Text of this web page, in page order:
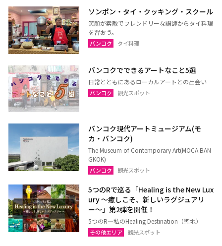
ウタイターニー
ナコーンラーチャシーマー
（コラート）
ウボンラーチャターニー
（ウボン）
カラシン
ノーンカーイ
ノーンブアランプー
ブンカーン
ムックダーハーン
ローイエット
マハーサーラカーム
ブリーラム
シーサケート
アムナートチャルーン
スリン
チャイヤプーム
北イサーン
南イサーン
ソンポン・タイ・クッキング・スクール
笑顔が素敵でフレンドリーな講師からタイ料理
を習おう。
バンコク タイ料理
バンコクでできるアートなこと5選
日常とともにあるローカルアートとの出会い
バンコク 観光スポット
バンコク現代アートミュージアム(モ
カ・バンコク)
The Museum of Contemporary Art(MOCA BAN
GKOK)
バンコク 観光スポット
5つのRで巡る「Healing is the New Lux
ury ～癒しこそ、新しいラグジュアリ
ー〜」第2弾を開催！
5つのR―私のHealing Destination（聖地）
その他エリア 観光スポット